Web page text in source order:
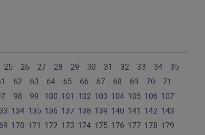
25 26 27 28 29 30 31 32 33 34
35
62 63 64 65 66 67 68 69 70
71
98 99 100 101 102 103 104 105 106 107
134 135 136 137 138 139 140 141 142 143
170 171 172 173 174 175 176 177 178 179